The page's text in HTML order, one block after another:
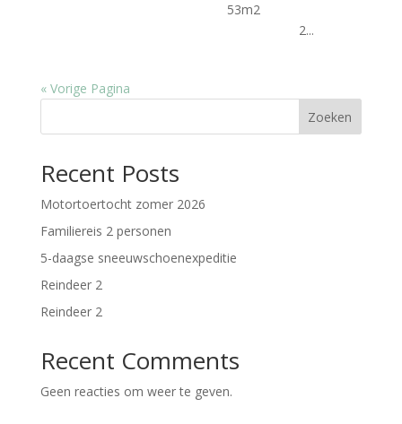
53m2
2...
« Vorige Pagina
Zoeken
Recent Posts
Motortoertocht zomer 2026
Familiereis 2 personen
5-daagse sneeuwschoenexpeditie
Reindeer 2
Reindeer 2
Recent Comments
Geen reacties om weer te geven.